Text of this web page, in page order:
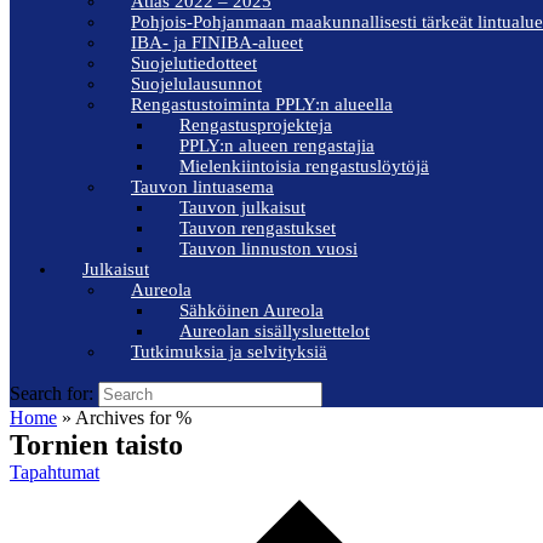
Pohjois-Pohjanmaan maakunnallisesti tärkeät
IBA- ja FINIBA-alueet
Suojelutiedotteet
Suojelulausunnot
Rengastustoiminta PPLY:n alueella
Rengastusprojekteja
PPLY:n alueen rengastajia
Mielenkiintoisia rengastuslöytöjä
Tauvon lintuasema
Tauvon julkaisut
Tauvon rengastukset
Tauvon linnuston vuosi
Julkaisut
Aureola
Sähköinen Aureola
Aureolan sisällysluettelot
Tutkimuksia ja selvityksiä
Search for:
Home » Archives for %
Tornien taisto
Tapahtumat